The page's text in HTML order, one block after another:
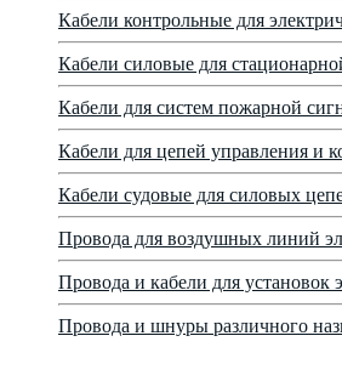
Кабели контрольные для
Кабели силовые для
Кабели для систем пожарной
Кабели для цепей управления и
Кабели судовые для силовых
Провода для воздушных линий
Провода и кабели для установок
Провода и шнуры различного